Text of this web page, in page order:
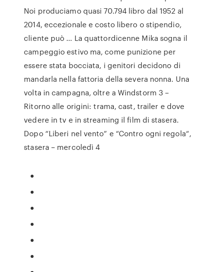
Noi produciamo quasi 70.794 libro dal 1952 al
2014, eccezionale e costo libero o stipendio,
cliente può … La quattordicenne Mika sogna il
campeggio estivo ma, come punizione per
essere stata bocciata, i genitori decidono di
mandarla nella fattoria della severa nonna. Una
volta in campagna, oltre a Windstorm 3 –
Ritorno alle origini: trama, cast, trailer e dove
vedere in tv e in streaming il film di stasera.
Dopo “Liberi nel vento” e “Contro ogni regola“,
stasera – mercoledì 4